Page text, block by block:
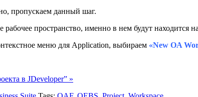
пропускаем данный шаг.
пространство, именно в нем будут находится
меню для Application, выбираем «New OA
в JDeveloper” »